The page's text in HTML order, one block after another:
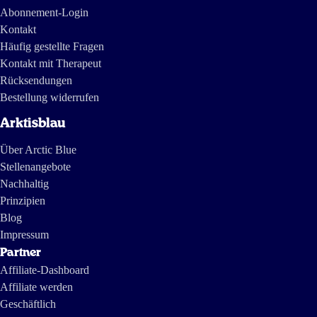
Abonnement-Login
Kontakt
Häufig gestellte Fragen
Kontakt mit Therapeut
Rücksendungen
Bestellung widerrufen
Arktisblau
Über Arctic Blue
Stellenangebote
Nachhaltig
Prinzipien
Blog
Impressum
Partner
Affiliate-Dashboard
Affiliate werden
Geschäftlich